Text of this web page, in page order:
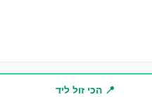
📍 הכי זול ליד